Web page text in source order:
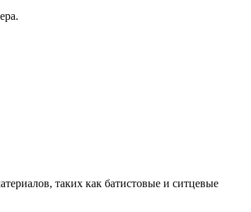
таких как батистовые и ситцевые